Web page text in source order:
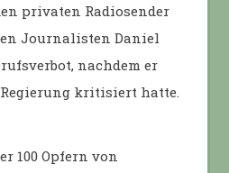
privaten Radiosender
Journalisten Daniel
nachdem er
kritisiert hatte.
100 Opfern von